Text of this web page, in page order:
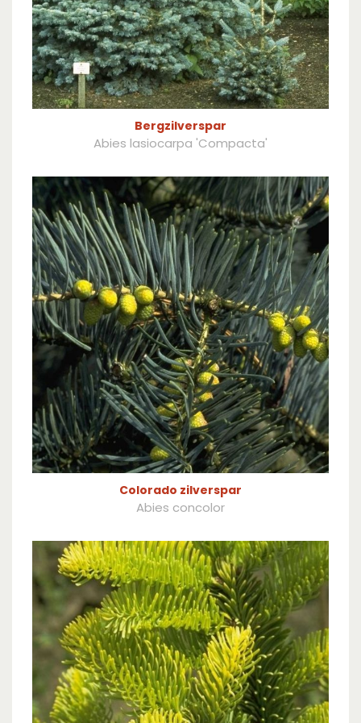
Bergzilverspar
Abies lasiocarpa 'Compacta'
Colorado zilverspar
Abies concolor